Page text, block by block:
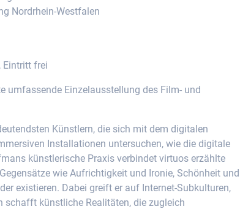
Nordrhein-Westfalen
Eintritt frei
umfassende Einzelausstellung des Film- und
Künstlern, die sich mit dem digitalen
Installationen untersuchen, wie die digitale
künstlerische Praxis verbindet virtuos erzählte
wie Aufrichtigkeit und Ironie, Schönheit und
existieren. Dabei greift er auf Internet-Subkulturen,
schafft künstliche Realitäten, die zugleich